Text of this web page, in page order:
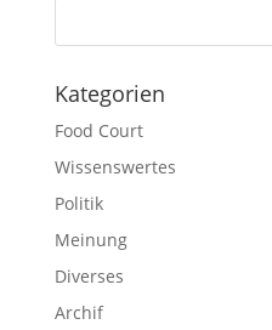
Kategorien
Food Court
Wissenswertes
Politik
Meinung
Diverses
Archif